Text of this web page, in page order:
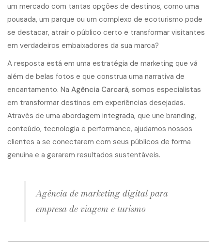
um mercado com tantas opções de destinos, como uma
pousada, um parque ou um complexo de ecoturismo pode
se destacar, atrair o público certo e transformar visitantes
em verdadeiros embaixadores da sua marca?
A resposta está em uma estratégia de marketing que vá
além de belas fotos e que construa uma narrativa de
encantamento. Na Agência Carcará, somos especialistas
em transformar destinos em experiências desejadas.
Através de uma abordagem integrada, que une branding,
conteúdo, tecnologia e performance, ajudamos nossos
clientes a se conectarem com seus públicos de forma
genuína e a gerarem resultados sustentáveis.
Agência de marketing digital para
empresa de viagem e turismo